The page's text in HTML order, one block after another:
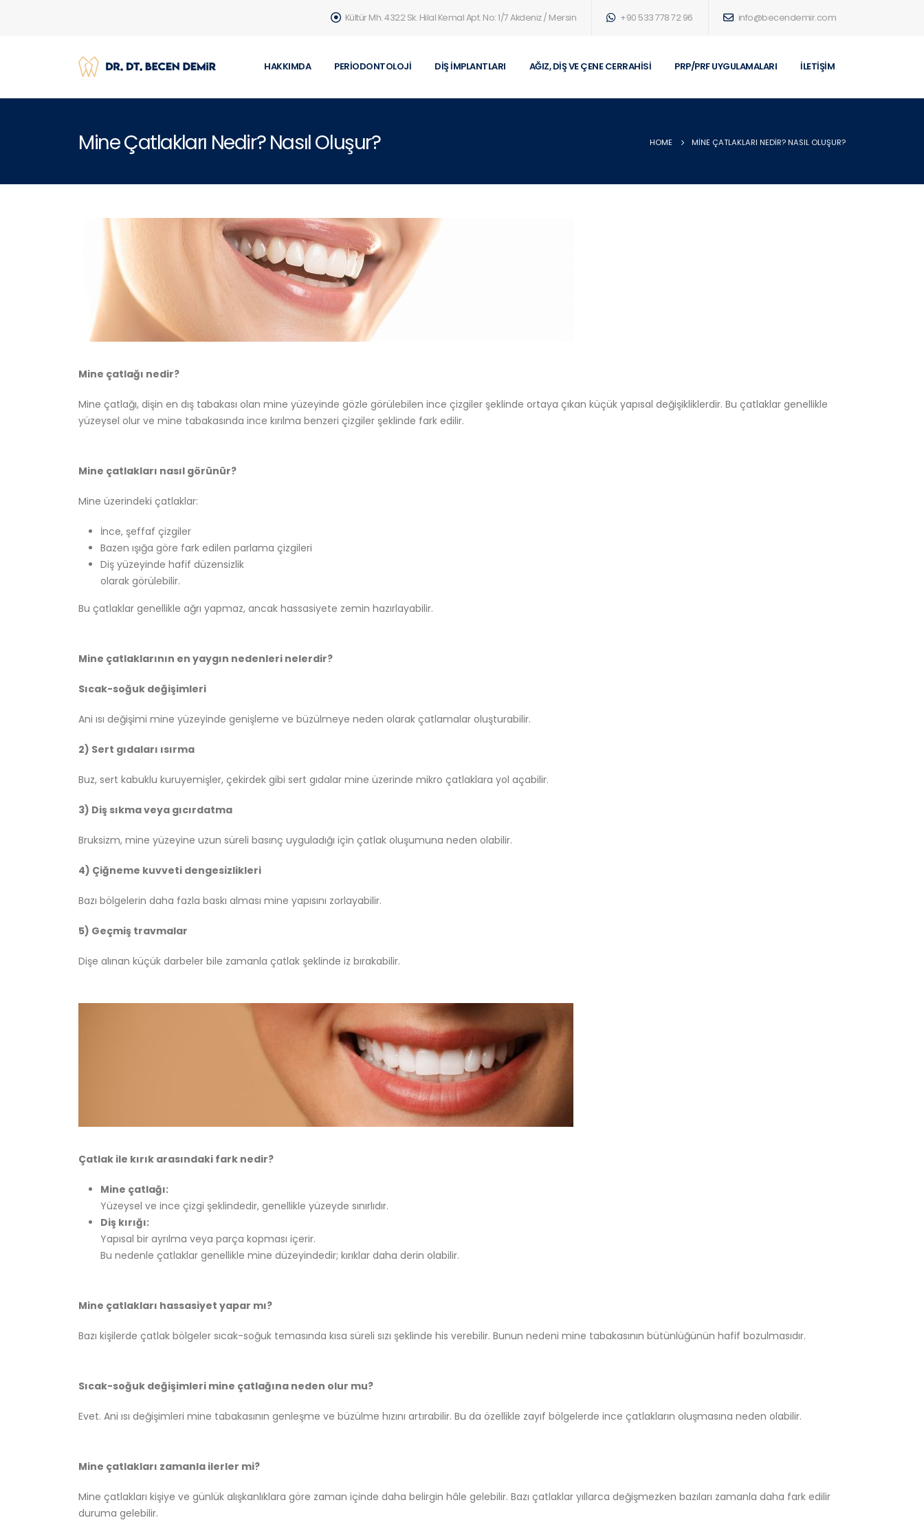
Kültür Mh. 4322 Sk. Hilal Kemal Apt. No: 1/7 Akdeniz / Mersin +90 533 778 72 96 info@becendemir.com
HAKKIMDA PERIODONTOLOJI DIŞ İMPLANTLARI AĞIZ, DIŞ VE ÇENE CERRAHISI PRP/PRF UYGULAMALARI İLETIŞIM
Mine Çatlakları Nedir? Nasıl Oluşur? HOME MINE ÇATLAKLARI NEDIR? NASIL OLUŞUR?
Mine çatlağı nedir?
Mine çatlağı, dişin en dış tabakası olan mine yüzeyinde gözle görülebilen ince çizgiler şeklinde ortaya çıkan küçük yapısal değişikliklerdir. Bu çatlaklar genellikle
yüzeysel olur ve mine tabakasında ince kırılma benzeri çizgiler şeklinde fark edilir.
Mine çatlakları nasıl görünür?
Mine üzerindeki çatlaklar:
İnce, şeffaf çizgiler
Bazen ışığa göre fark edilen parlama çizgileri
Diş yüzeyinde hafif düzensizlik
olarak görülebilir.
Bu çatlaklar genellikle ağrı yapmaz, ancak hassasiyete zemin hazırlayabilir.
Mine çatlaklarının en yaygın nedenleri nelerdir?
Sıcak-soğuk değişimleri
Ani ısı değişimi mine yüzeyinde genişleme ve büzülmeye neden olarak çatlamalar oluşturabilir.
2) Sert gıdaları ısırma
Buz, sert kabuklu kuruyemişler, çekirdek gibi sert gıdalar mine üzerinde mikro çatlaklara yol açabilir.
3) Diş sıkma veya gıcırdatma
Bruksizm, mine yüzeyine uzun süreli basınç uyguladığı için çatlak oluşumuna neden olabilir.
4) Çiğneme kuvveti dengesizlikleri
Bazı bölgelerin daha fazla baskı alması mine yapısını zorlayabilir.
5) Geçmiş travmalar
Dişe alınan küçük darbeler bile zamanla çatlak şeklinde iz bırakabilir.
Çatlak ile kırık arasındaki fark nedir?
Mine çatlağı:
Yüzeysel ve ince çizgi şeklindedir, genellikle yüzeyde sınırlıdır.
Diş kırığı:
Yapısal bir ayrılma veya parça kopması içerir.
Bu nedenle çatlaklar genellikle mine düzeyindedir; kırıklar daha derin olabilir.
Mine çatlakları hassasiyet yapar mı?
Bazı kişilerde çatlak bölgeler sıcak-soğuk temasında kısa süreli sızı şeklinde his verebilir. Bunun nedeni mine tabakasının bütünlüğünün hafif bozulmasıdır.
Sıcak-soğuk değişimleri mine çatlağına neden olur mu?
Evet. Ani ısı değişimleri mine tabakasının genleşme ve büzülme hızını artırabilir. Bu da özellikle zayıf bölgelerde ince çatlakların oluşmasına neden olabilir.
Mine çatlakları zamanla ilerler mi?
Mine çatlakları kişiye ve günlük alışkanlıklara göre zaman içinde daha belirgin hâle gelebilir. Bazı çatlaklar yıllarca değişmezken bazıları zamanla daha fark edilir
duruma gelebilir.